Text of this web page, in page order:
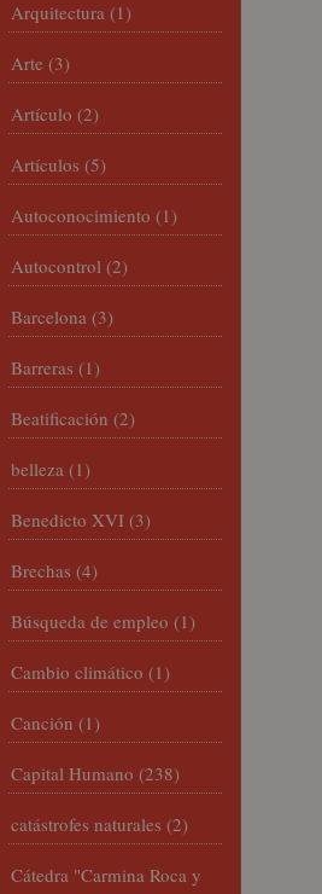
Arquitectura (1)
Arte (3)
Artículo (2)
Artículos (5)
Autoconocimiento (1)
Autocontrol (2)
Barcelona (3)
Barreras (1)
Beatificación (2)
belleza (1)
Benedicto XVI (3)
Brechas (4)
Búsqueda de empleo (1)
Cambio climático (1)
Canción (1)
Capital Humano (238)
catástrofes naturales (2)
Cátedra "Carmina Roca y